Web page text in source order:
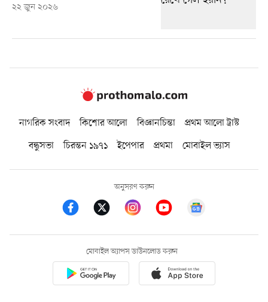
২২ জুন ২০২৬
নাগরিক সংবাদ কিশোর আলো বিজ্ঞানচিন্তা
প্রথম আলো ট্রাস্ট
বন্ধুসভা
চিরন্তন ১৯৭১ ইপেপার প্রথমা মোবাইল ভ্যাস
অনুসরণ করুন
মোবাইল অ্যাপস ডাউনলোড করুন